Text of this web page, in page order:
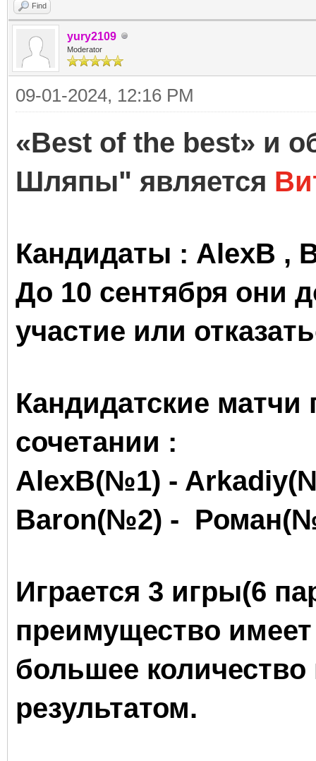
Find
yury2109
Moderator
09-01-2024, 12:16 PM
«Best of the best» и
Шляпы" является
Кандидаты : AlexB ,
До 10 сентября они
участие или
Кандидатские
сочетании :
AlexB(№1) - Arkadiy
Baron(№2) -
Играется 3 игры(6
преимущество
большее
результатом.